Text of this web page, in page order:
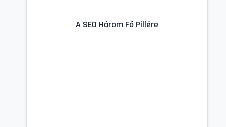
A SEO Három Fő Pillére